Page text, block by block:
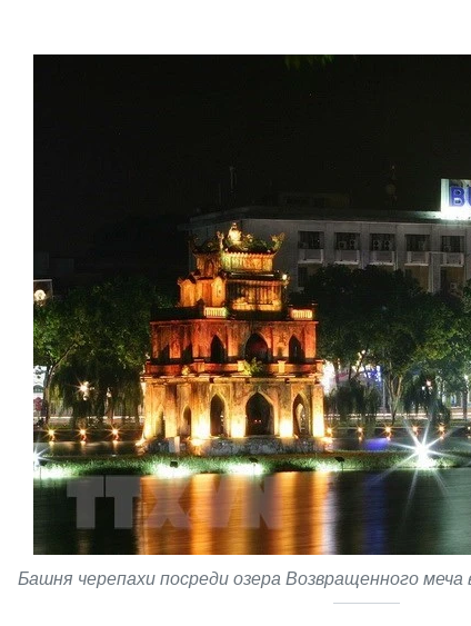
Башня черепахи посреди озера Возвращенного